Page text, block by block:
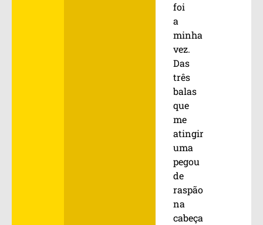
foi
a
minha
vez.
Das
três
balas
que
me
atingiram,
uma
pegou
de
raspão
na
cabeça,